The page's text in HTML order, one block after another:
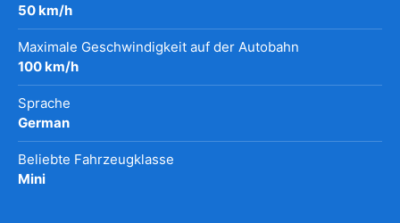
50 km/h
Maximale Geschwindigkeit auf der Autobahn
100 km/h
Sprache
German
Beliebte Fahrzeugklasse
Mini